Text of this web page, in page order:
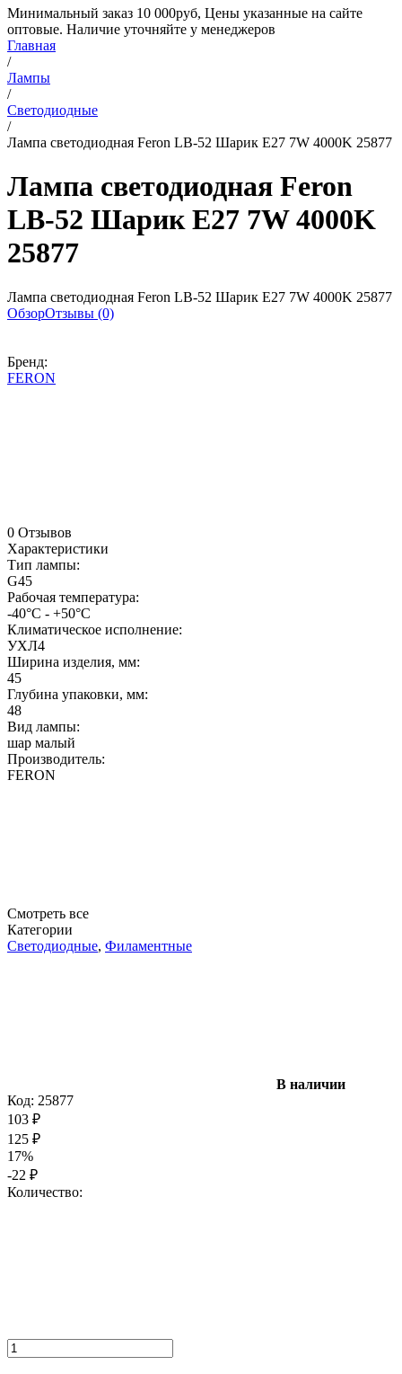
Минимальный заказ 10 000руб, Цены указанные на сайте
оптовые. Наличие уточняйте у менеджеров
Главная
/
Лампы
/
Светодиодные
/
Лампа светодиодная Feron LB-52 Шарик E27 7W 4000K 25877
Лампа светодиодная Feron
LB-52 Шарик E27 7W 4000K
25877
Лампа светодиодная Feron LB-52 Шарик E27 7W 4000K 25877
ОбзорОтзывы (0)
Бренд:
FERON
0 Отзывов
Характеристики
Тип лампы:
G45
Рабочая температура:
-40°C - +50°C
Климатическое исполнение:
УХЛ4
Ширина изделия, мм:
45
Глубина упаковки, мм:
48
Вид лампы:
шар малый
Производитель:
FERON
Смотреть все
Категории
Светодиодные, Филаментные
В наличии
Код: 25877
103 ₽
125 ₽
17%
-22 ₽
Количество: